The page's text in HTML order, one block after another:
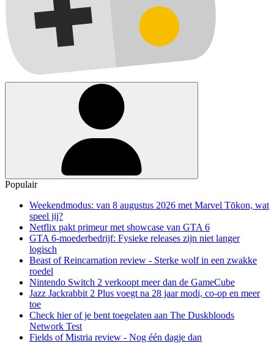
Populair
Weekendmodus: van 8 augustus 2026 met Marvel Tōkon, wat
speel jij?
Netflix pakt primeur met showcase van GTA 6
GTA 6-moederbedrijf: Fysieke releases zijn niet langer
logisch
Beast of Reincarnation review - Sterke wolf in een zwakke
roedel
Nintendo Switch 2 verkoopt meer dan de GameCube
Jazz Jackrabbit 2 Plus voegt na 28 jaar modi, co-op en meer
toe
Check hier of je bent toegelaten aan The Duskbloods
Network Test
Fields of Mistria review - Nog één dagje dan